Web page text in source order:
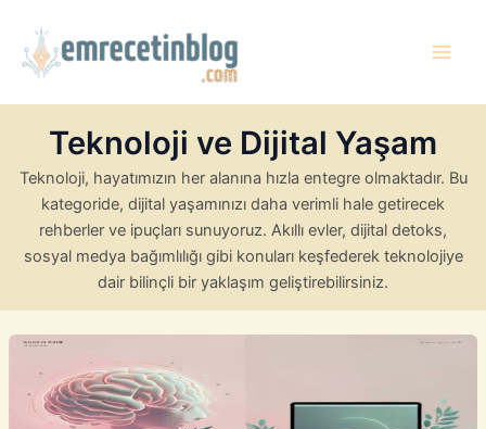
Teknoloji ve Dijital Yaşam
Teknoloji, hayatımızın her alanına hızla entegre olmaktadır. Bu
kategoride, dijital yaşamınızı daha verimli hale getirecek
rehberler ve ipuçları sunuyoruz. Akıllı evler, dijital detoks,
sosyal medya bağımlılığı gibi konuları keşfederek teknolojiye
dair bilinçli bir yaklaşım geliştirebilirsiniz.